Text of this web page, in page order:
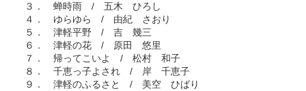
３． 蝉時雨 / 五木 ひろし
４． ゆらゆら / 由紀 さおり
５． 津軽平野 / 吉 幾三
６． 津軽の花 / 原田 悠里
７． 帰ってこいよ / 松村 和子
８． 千恵っ子よされ / 岸 千恵子
９． 津軽のふるさと / 美空 ひばり